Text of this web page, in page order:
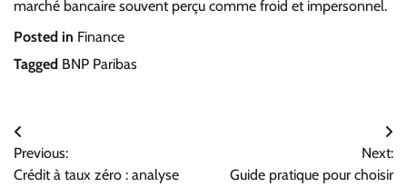
marché bancaire souvent perçu comme froid et impersonnel.
Posted in Finance
Tagged BNP Paribas
Navigation
de
Previous:
Crédit à taux zéro : analyse
Next:
Guide pratique pour choisir